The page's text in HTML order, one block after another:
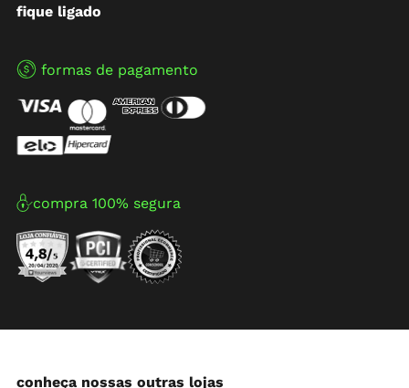
fique ligado
formas de pagamento
compra 100% segura
conheça nossas outras lojas